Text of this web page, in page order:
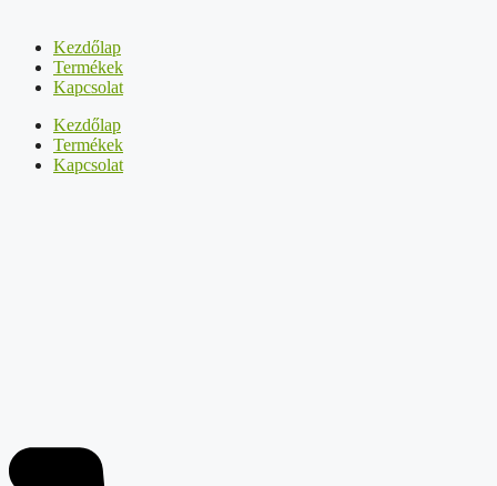
Kezdőlap
Termékek
Kapcsolat
Kezdőlap
Termékek
Kapcsolat